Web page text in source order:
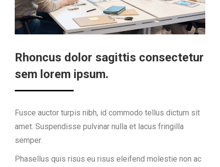
Rhoncus dolor sagittis consectetur
sem lorem ipsum.
Fusce auctor turpis nibh, id commodo tellus dictum sit
amet. Suspendisse pulvinar nulla et lacus fringilla
semper.
Phasellus quis risus eu risus eleifend molestie non ac